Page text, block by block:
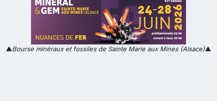
▲Bourse minéraux et fossiles de Sainte Marie aux Mines (Alsace)▲